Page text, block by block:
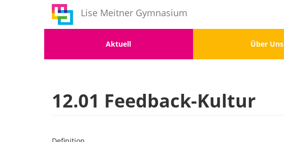
Lise Meitner Gymnasium
Benutzermenü
1
Aktuell
2
Über Uns
12.01 Feedback-Kultur